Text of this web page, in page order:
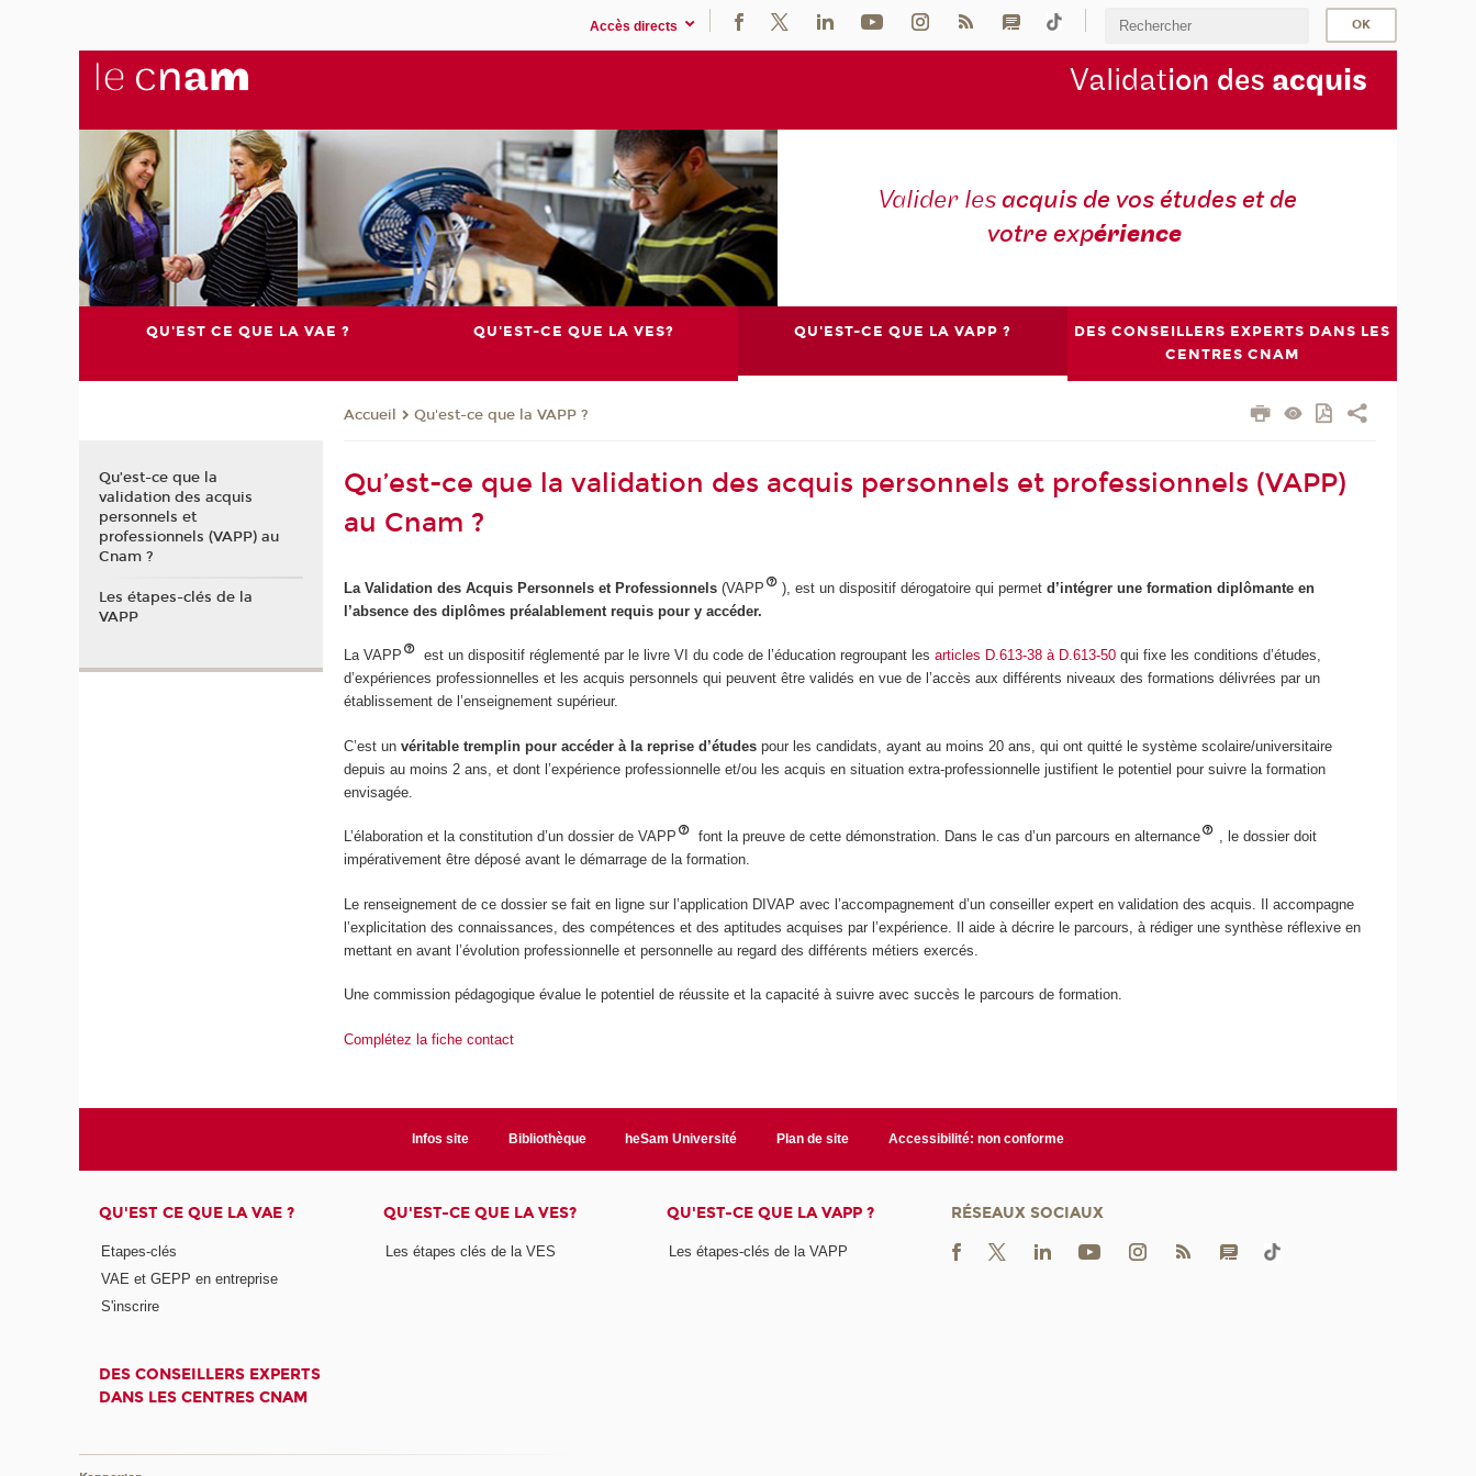
Accès directs
Validation des acquis
Valider lesacquis de vos études et de
votre expérience
QU'EST CE QUE LA VAE ? QU'EST-CE QUE LA VES? QU'EST-CE QUE LA VAPP ?
DES CONSEILLERS EXPERTS DANS LES
CENTRES CNAM
Accueil Qu'est-ce que la VAPP ?
Qu’est-ce que la validation des acquis personnels et professionnels (VAPP)
au Cnam ?
La Validation des Acquis Personnels et Professionnels (VAPP ), est un dispositif dérogatoire qui permetd’intégrer une formation diplômante en
l’absence des diplômes préalablement requis pour y accéder.
La VAPP est un dispositif réglementé par le livre VI du code de l’éducation regroupant lesarticles D.613-38 à D.613-50 qui fixe les conditions d’études,
d’expériences professionnelles et les acquis personnels qui peuvent être validés en vue de l’accès aux différents niveaux des formations délivrées par un
établissement de l’enseignement supérieur.
C’est unvéritable tremplin pour accéder à la reprise d’études pour les candidats, ayant au moins 20 ans, qui ont quitté le système scolaire/universitaire
depuis au moins 2 ans, et dont l’expérience professionnelle et/ou les acquis en situation extra-professionnelle justifient le potentiel pour suivre la formation
envisagée.
L’élaboration et la constitution d’un dossier de VAPP font la preuve de cette démonstration. Dans le cas d’un parcours en alternance
, le dossier doit
impérativement être déposé avant le démarrage de la formation.
Le renseignement de ce dossier se fait en ligne sur l’application DIVAP avec l’accompagnement d’un conseiller expert en validation des acquis. Il accompagne
l’explicitation des connaissances, des compétences et des aptitudes acquises par l’expérience. Il aide à décrire le parcours, à rédiger une synthèse réflexive en
mettant en avant l’évolution professionnelle et personnelle au regard des différents métiers exercés.
Une commission pédagogique évalue le potentiel de réussite et la capacité à suivre avec succès le parcours de formation.
Complétez la fiche contact
Qu’est-ce que la
validation des acquis
personnels et
professionnels (VAPP) au
Cnam ?
Les étapes-clés de la
VAPP
Infos site Bibliothèque heSam Université Plan de site Accessibilité: non conforme
QU'EST CE QUE LA VAE ?
Etapes-clés
VAE et GEPP en entreprise
S'inscrire
QU'EST-CE QUE LA VES?
Les étapes clés de la VES
QU'EST-CE QUE LA VAPP ?
Les étapes-clés de la VAPP
DES CONSEILLERS EXPERTS
DANS LES CENTRES CNAM
RÉSEAUX SOCIAUX